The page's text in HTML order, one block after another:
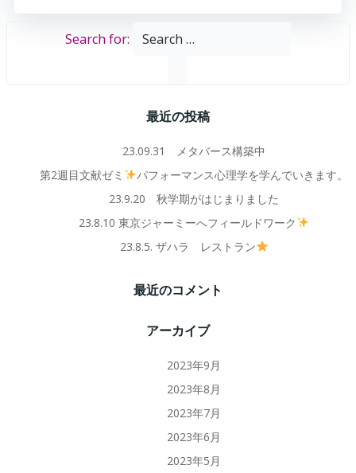
Search for:
最近の投稿
23.09.31 メタバース構築中
第2週目文献ゼミ
パフォーマンス心理学を学んでいきます。
23.9.20 秋学期がはじまりました
23.8.10 東京ジャーミーへフィールドワーク
23.8.5. ザハラ レストラン
最近のコメント
アーカイブ
2023年9月
2023年8月
2023年7月
2023年6月
2023年5月